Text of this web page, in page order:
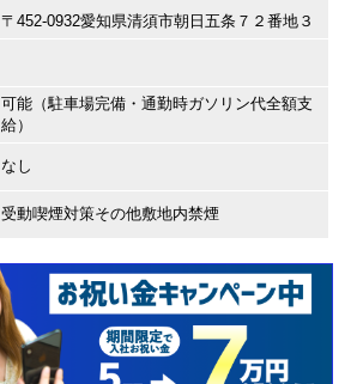
〒452-0932愛知県清須市朝日五条７２番地３
可能（駐車場完備・通勤時ガソリン代全額支
給）
なし
受動喫煙対策その他敷地内禁煙